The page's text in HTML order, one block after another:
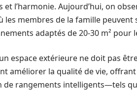
l’harmonie. Aujourd’hui, on
les membres de la famille
adaptés de 20-30 m² pour
espace extérieure ne doit pas
améliorer la qualité de vie,
de rangements intelligents—tels